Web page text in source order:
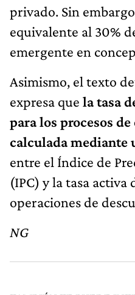
privado. Sin
equivalente al 30%
emergente en
Asimismo, el texto
expresa que la tasa
para los procesos
calculada mediante
entre el Índice de
(IPC) y la tasa activa
operaciones de
NG